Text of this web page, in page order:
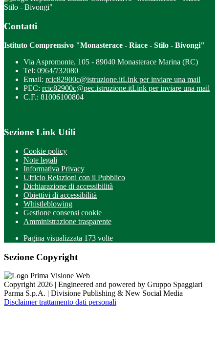
Stilo - Bivongi"
Contatti
Istituto Comprensivo "Monasterace - Riace - Stilo - Bivongi"
Via Aspromonte, 105 - 89040 Monasterace Marina (RC)
Tel: 0964/732080
Email: rcic82900c@istruzione.itLink per inviare una mail
PEC: rcic82900c@pec.istruzione.itLink per inviare una mail
C.F.: 81006100804
Sezione Link Utili
Cookie policy
Note legali
Informativa Privacy
Ufficio Relazioni con il Pubblico
Dichiarazione di accessibilità
Obiettivi di accessibilità
Whistleblowing
Gestione consensi cookie
Amministrazione trasparente
Pagina visualizzata 173 volte
Sezione Copyright
Copyright 2026 | Engineered and powered by Gruppo Spaggiari
Parma S.p.A. | Divisione Publishing & New Social Media
Disclaimer trattamento dati personali